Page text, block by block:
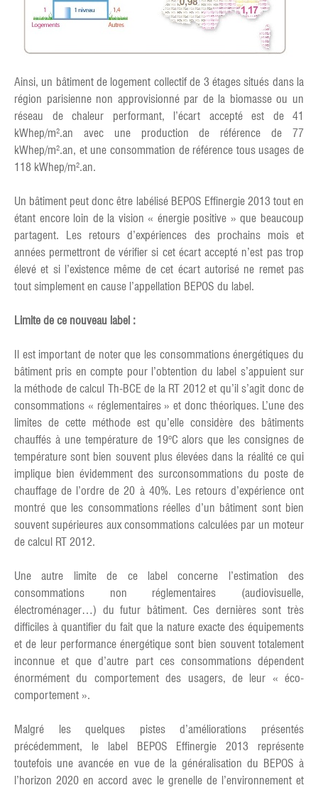
Ainsi, un bâtiment de logement collectif de 3 étages situés dans la
région parisienne non approvisionné par de la biomasse ou un
réseau de chaleur performant, l’écart accepté est de 41
kWhep/m².an avec une production de référence de 77
kWhep/m².an, et une consommation de référence tous usages de
118 kWhep/m².an.
Un bâtiment peut donc être labélisé BEPOS Effinergie 2013 tout en
étant encore loin de la vision « énergie positive » que beaucoup
partagent. Les retours d’expériences des prochains mois et
années permettront de vérifier si cet écart accepté n’est pas trop
élevé et si l’existence même de cet écart autorisé ne remet pas
tout simplement en cause l’appellation BEPOS du label.
Limite de ce nouveau label :
Il est important de noter que les consommations énergétiques du
bâtiment pris en compte pour l’obtention du label s’appuient sur
la méthode de calcul Th-BCE de la RT 2012 et qu’il s’agit donc de
consommations « réglementaires » et donc théoriques. L’une des
limites de cette méthode est qu’elle considère des bâtiments
chauffés à une température de 19°C alors que les consignes de
température sont bien souvent plus élevées dans la réalité ce qui
implique bien évidemment des surconsommations du poste de
chauffage de l’ordre de 20 à 40%. Les retours d’expérience ont
montré que les consommations réelles d’un bâtiment sont bien
souvent supérieures aux consommations calculées par un moteur
de calcul RT 2012.
Une autre limite de ce label concerne l’estimation des
consommations non réglementaires (audiovisuelle,
électroménager…) du futur bâtiment. Ces dernières sont très
difficiles à quantifier du fait que la nature exacte des équipements
et de leur performance énergétique sont bien souvent totalement
inconnue et que d’autre part ces consommations dépendent
énormément du comportement des usagers, de leur « éco-
comportement ».
Malgré les quelques pistes d’améliorations présentés
précédemment, le label BEPOS Effinergie 2013 représente
toutefois une avancée en vue de la généralisation du BEPOS à
l’horizon 2020 en accord avec le grenelle de l’environnement et